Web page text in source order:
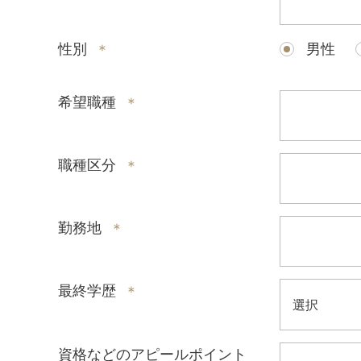
性別 ＊ 男性
希望職種 ＊
職種区分 ＊
勤務地 ＊
最終学歴 ＊
資格などのアピールポイント